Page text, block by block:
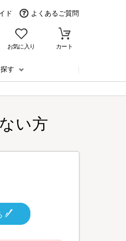
ド よくあるご質問
お気に入り カート
す
い方